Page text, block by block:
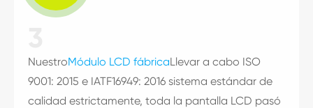
NuestroMódulo LCD fábricaLlevar a cabo ISO
9001: 2015 e IATF16949: 2016 sistema estándar de
calidad estrictamente, toda la pantalla LCD pasó